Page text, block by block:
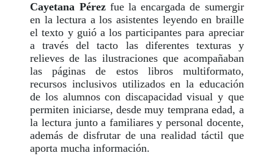
Cayetana Pérezfue la encargada de sumergir
en la lectura a los asistentes leyendo en braille
el texto y guió a los participantes para apreciar
a través del tacto las diferentes texturas y
relieves de las ilustraciones que acompañaban
las páginas de estos libros multiformato,
recursos inclusivos utilizados en la educación
de los alumnos con discapacidad visual y que
permiten iniciarse, desde muy temprana edad, a
la lectura junto a familiares y personal docente,
además de disfrutar de una realidad táctil que
aporta mucha información.